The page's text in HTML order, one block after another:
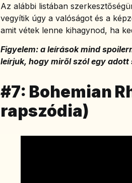
Az alábbi listában
vegyítik úgy a valóságot és a
amit vétek lenne kihagynod, ha
Figyelem: a leírások mind
leírjuk, hogy miről szól egy adott
#7: Bohemian
rapszódia)